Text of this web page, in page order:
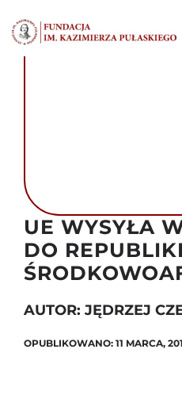
do
zawartości
UE WYSYŁA
DO REPUBLIKI
AUTOR: JĘDRZEJ
OPUBLIKOWANO: 11 MARCA,